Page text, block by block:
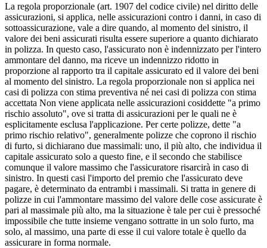
La regola proporzionale (art. 1907 del codice civile) nel diritto delle
assicurazioni, si applica, nelle assicurazioni contro i danni, in caso di
sottoassicurazione, vale a dire quando, al momento del sinistro, il
valore dei beni assicurati risulta essere superiore a quanto dichiarato
in polizza. In questo caso, l'assicurato non è indennizzato per l'intero
ammontare del danno, ma riceve un indennizzo ridotto in
proporzione al rapporto tra il capitale assicurato ed il valore dei beni
al momento del sinistro. La regola proporzionale non si applica nei
casi di polizza con stima preventiva né nei casi di polizza con stima
accettata Non viene applicata nelle assicurazioni cosiddette "a primo
rischio assoluto", ove si tratta di assicurazioni per le quali ne è
esplicitamente esclusa l'applicazione. Per certe polizze, dette "a
primo rischio relativo", generalmente polizze che coprono il rischio
di furto, si dichiarano due massimali: uno, il più alto, che individua il
capitale assicurato solo a questo fine, e il secondo che stabilisce
comunque il valore massimo che l'assicuratore risarcirà in caso di
sinistro. In questi casi l'importo del premio che l'assicurato deve
pagare, è determinato da entrambi i massimali. Si tratta in genere di
polizze in cui l'ammontare massimo del valore delle cose assicurate è
pari al massimale più alto, ma la situazione è tale per cui è pressoché
impossibile che tutte insieme vengano sottratte in un solo furto, ma
solo, al massimo, una parte di esse il cui valore totale è quello da
assicurare in forma normale.